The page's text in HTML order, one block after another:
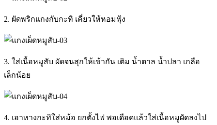
2. ผัดพริกแกงกับกะทิ เคี่ยวให้หอมฟุ้ง
3. ใส่เนื้อหมูสับ ผัดจนสุกให้เข้ากัน เติม น้ำตาล น้ำปลา เกลือ
เล็กน้อย
4. เอาหางกะทิใส่หม้อ ยกตั้งไฟ พอเดือดแล้วใส่เนื้อหมูผัดลงไป